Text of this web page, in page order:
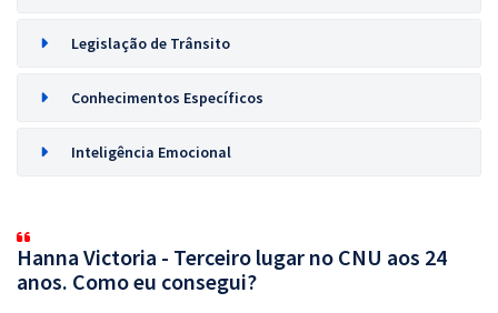
Legislação de Trânsito
Conhecimentos Específicos
Inteligência Emocional
Hanna Victoria - Terceiro lugar no CNU aos 24
anos. Como eu consegui?